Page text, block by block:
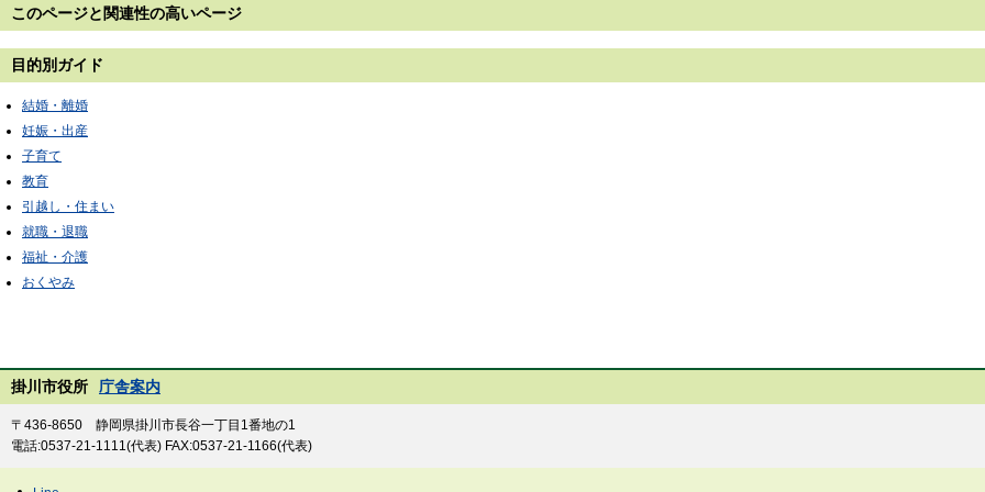
このページと 関連性の高いページ
目的別ガイド
結婚・離婚
妊娠・出産
子育て
教育
引越し・住まい
就職・退職
福祉・介護
おくやみ
掛川市役所 庁舎案内
〒436-8650 静岡県掛川市長谷一丁目1番地の1
電話:0537-21-1111(代表) FAX:0537-21-1166(代表)